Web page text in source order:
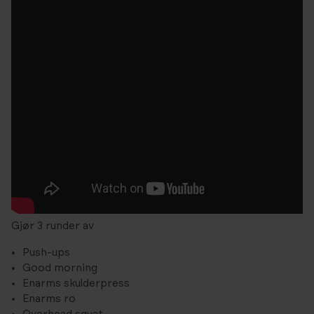
Gjør 3 runder av
Push-ups
Good morning
Enarms skulderpress
Enarms ro